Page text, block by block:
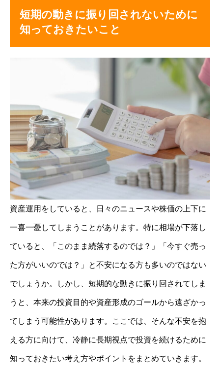
短期の動きに振り回されないために
知っておきたいこと
資産運用をしていると、日々のニュースや株価の上下に
一喜一憂してしまうことがあります。特に相場が下落し
ていると、「このまま続落するのでは？」「今すぐ売っ
た方がいいのでは？」と不安になる方も多いのではない
でしょうか。しかし、短期的な動きに振り回されてしま
うと、本来の投資目的や資産形成のゴールから遠ざかっ
てしまう可能性があります。ここでは、そんな不安を抱
える方に向けて、冷静に長期視点で投資を続けるために
知っておきたい考え方やポイントをまとめていきます。